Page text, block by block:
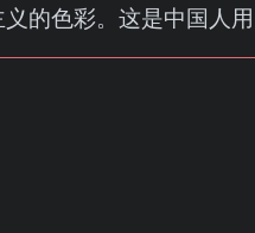
的色彩。这是中国人